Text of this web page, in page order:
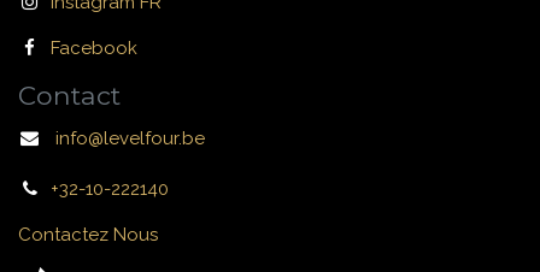
Facebook
Contact
info@levelfour.be
+32-10-222140
Contactez Nous